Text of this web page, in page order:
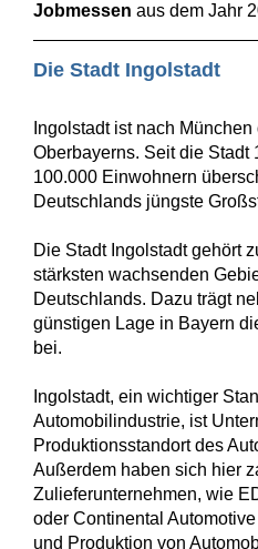
Jobmessen aus dem Jahr
Die Stadt Ingolstadt
Ingolstadt ist nach
Oberbayerns. Seit die Stadt
100.000 Einwohnern
Deutschlands jüngste
Die Stadt Ingolstadt gehört
stärksten wachsenden
Deutschlands. Dazu trägt
günstigen Lage in Bayern
bei.
Ingolstadt, ein wichtiger
Automobilindustrie, ist
Produktionsstandort des
Außerdem haben sich hier
Zulieferunternehmen, wie
oder Continental
und Produktion von